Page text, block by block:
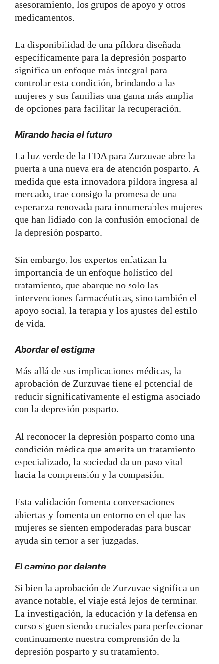
asesoramiento, los grupos de apoyo y otros
medicamentos.
La disponibilidad de una píldora diseñada
específicamente para la depresión posparto
significa un enfoque más integral para
controlar esta condición, brindando a las
mujeres y sus familias una gama más amplia
de opciones para facilitar la recuperación.
Mirando hacia el futuro
La luz verde de la FDA para Zurzuvae abre la
puerta a una nueva era de atención posparto. A
medida que esta innovadora píldora ingresa al
mercado, trae consigo la promesa de una
esperanza renovada para innumerables mujeres
que han lidiado con la confusión emocional de
la depresión posparto.
Sin embargo, los expertos enfatizan la
importancia de un enfoque holístico del
tratamiento, que abarque no solo las
intervenciones farmacéuticas, sino también el
apoyo social, la terapia y los ajustes del estilo
de vida.
Abordar el estigma
Más allá de sus implicaciones médicas, la
aprobación de Zurzuvae tiene el potencial de
reducir significativamente el estigma asociado
con la depresión posparto.
Al reconocer la depresión posparto como una
condición médica que amerita un tratamiento
especializado, la sociedad da un paso vital
hacia la comprensión y la compasión.
Esta validación fomenta conversaciones
abiertas y fomenta un entorno en el que las
mujeres se sienten empoderadas para buscar
ayuda sin temor a ser juzgadas.
El camino por delante
Si bien la aprobación de Zurzuvae significa un
avance notable, el viaje está lejos de terminar.
La investigación, la educación y la defensa en
curso siguen siendo cruciales para perfeccionar
continuamente nuestra comprensión de la
depresión posparto y su tratamiento.